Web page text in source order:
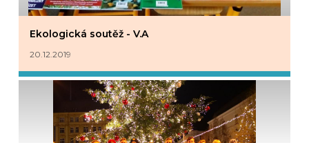
Ekologická soutěž - V.A
20.12.2019